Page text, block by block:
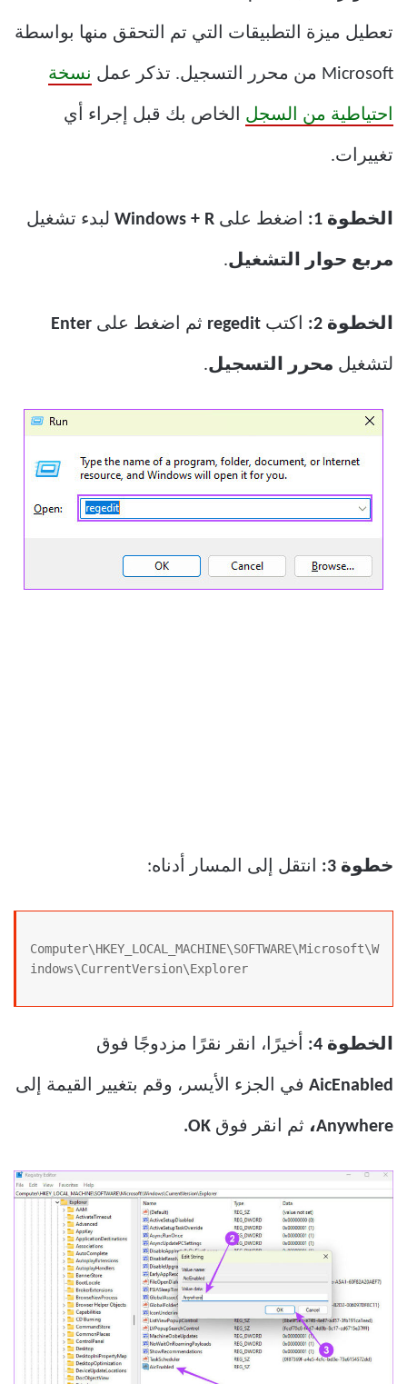
تعطيل ميزة التطبيقات التي تم التحقق منها بواسطة
Microsoft من محرر التسجيل. تذكر عمل نسخة
احتياطية من السجل الخاص بك قبل إجراء أي
تغييرات.
الخطوة 1: اضغط على Windows + R لبدء تشغيل
مربع حوار التشغيل.
الخطوة 2: اكتب regedit ثم اضغط على Enter
لتشغيل محرر التسجيل.
خطوة 3: انتقل إلى المسار أدناه:
Computer\HKEY_LOCAL_MACHINE\SOFTWARE\Microsoft\W
indows\CurrentVersion\Explorer
الخطوة 4: أخيرًا، انقر نقرًا مزدوجًا فوق
AicEnabled في الجزء الأيسر، وقم بتغيير القيمة إلى
Anywhere، ثم انقر فوق OK.